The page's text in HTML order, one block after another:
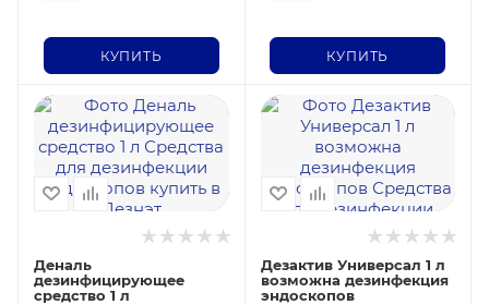
КУПИТЬ КУПИТЬ
Деналь
дезинфицирующее
средство 1 л
Дезактив Универсал 1 л
возможна дезинфекция
эндоскопов